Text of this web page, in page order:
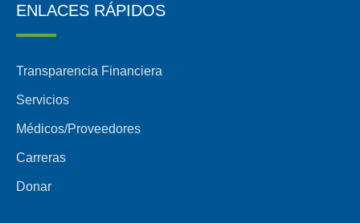
ENLACES RÁPIDOS
Transparencia Financiera
Servicios
Médicos/Proveedores
Carreras
Donar